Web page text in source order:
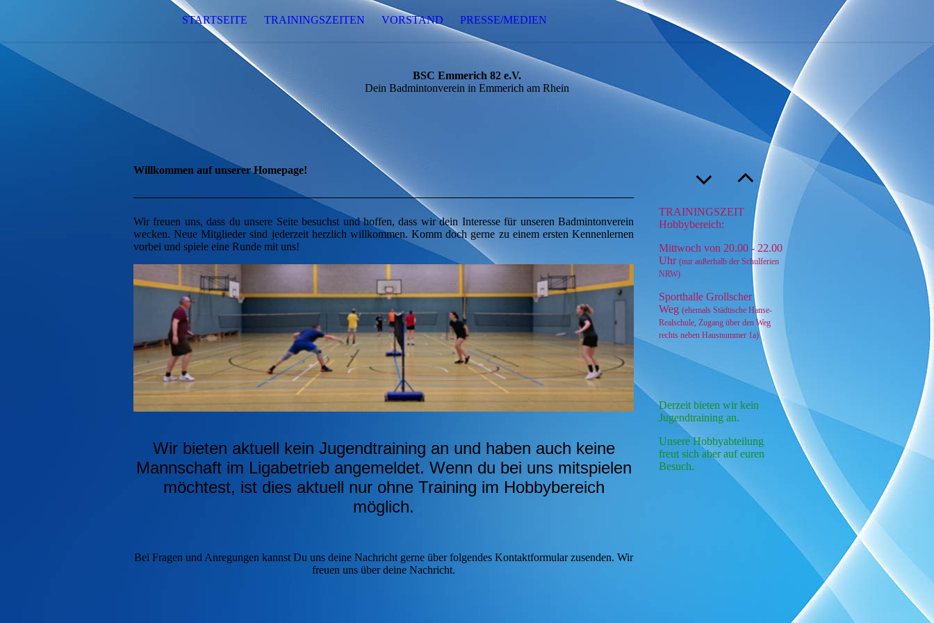
STARTSEITE TRAININGSZEITEN VORSTAND PRESSE/MEDIEN
BSC Emmerich 82 e.V.
Dein Badmintonverein in Emmerich am Rhein
Willkommen auf unserer Homepage!
Wir freuen uns, dass du unsere Seite besuchst und hoffen, dass wir dein Interesse für unseren Badmintonverein
wecken. Neue Mitglieder sind jederzeit herzlich willkommen. Komm doch gerne zu einem ersten Kennenlernen
vorbei und spiele eine Runde mit uns!
Wir bieten aktuell kein Jugendtraining an und haben auch keine
Mannschaft im Ligabetrieb angemeldet. Wenn du bei uns mitspielen
möchtest, ist dies aktuell nur ohne Training im Hobbybereich
möglich.
Bei Fragen und Anregungen kannst Du uns deine Nachricht gerne über folgendes Kontaktformular zusenden. Wir
freuen uns über deine Nachricht.
TRAININGSZEIT
Hobbybereich:
Mittwoch von 20.00 - 22.00
Uhr (nur außerhalb der Schulferien
NRW)
Sporthalle Grollscher
Weg (ehemals Städtische Hanse-
Realschule, Zugang über den Weg
rechts neben Hausnummer 1a)
Derzeit bieten wir kein
Jugendtraining an.
Unsere Hobbyabteilung
freut sich aber auf euren
Besuch.